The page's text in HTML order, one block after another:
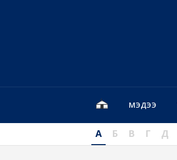
МЭДЭЭ
А Б В Г Д